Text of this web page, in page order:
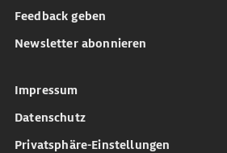
Feedback geben
Newsletter abonnieren
Impressum
Datenschutz
Privatsphäre-Einstellungen